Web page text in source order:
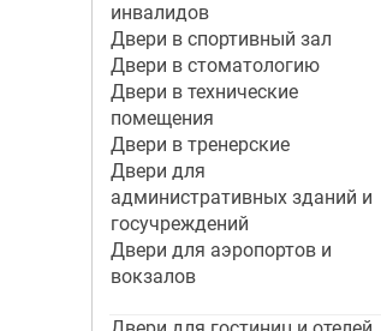
инвалидов
Двери в спортивный зал
Двери в стоматологию
Двери в технические
помещения
Двери в тренерские
Двери для
административных зданий и
госучреждений
Двери для аэропортов и
вокзалов